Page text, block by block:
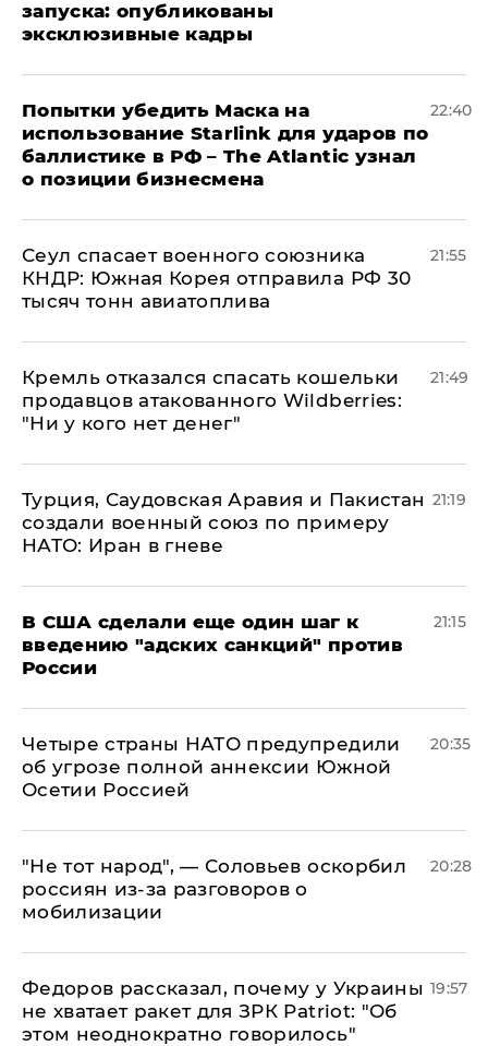
запуска: опубликованы
эксклюзивные кадры
Попытки убедить Маска на
использование Starlink для ударов по
баллистике в РФ – The Atlantic узнал
о позиции бизнесмена
22:40
​Сеул спасает военного союзника
КНДР: Южная Корея отправила РФ 30
тысяч тонн авиатоплива
21:55
Кремль отказался спасать кошельки
продавцов атакованного Wildberries:
"Ни у кого нет денег"
21:49
Турция, Саудовская Аравия и Пакистан
создали военный союз по примеру
НАТО: Иран в гневе
21:19
В США сделали еще один шаг к
введению "адских санкций" против
России
21:15
Четыре страны НАТО предупредили
об угрозе полной аннексии Южной
Осетии Россией
20:35
​"Не тот народ", — Соловьев оскорбил
россиян из-за разговоров о
мобилизации
20:28
Федоров рассказал, почему у Украины
не хватает ракет для ЗРК Patriot: "Об
этом неоднократно говорилось"
19:57